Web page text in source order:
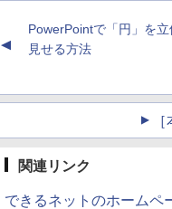
(Smart
▲
PowerPointで「円」を
見せる方法
関連リンク
できるネットのホームペ